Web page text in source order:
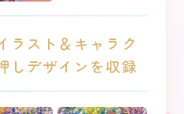
ラスト＆キャラク
しデザインを収録